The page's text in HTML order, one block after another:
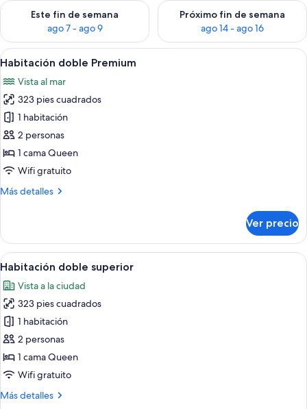
Este fin de semana
ago 7 - ago 9
Consulta la disponibilidad para este fin de semana ago 7 -
Próximo fin de semana
ago 14 - ago 16
Consulta la disponibilidad
Abrir
todas
las
fotos
de
Habitación
doble
Premium
Un jacuzzi con terraza de madera,
24
Habitación doble Premium
Vista al mar
323 pies cuadrados
1 habitación
2 personas
1 cama Queen
Wifi gratuito
Más detalles
Más
doble
Premium
Ver precio
Abrir
todas
las
fotos
de
Habitación
doble
superior
Un jacuzzi con terraza de madera,
20
Habitación doble superior
Vista a la ciudad
323 pies cuadrados
1 habitación
2 personas
1 cama Queen
Wifi gratuito
Más detalles
Más